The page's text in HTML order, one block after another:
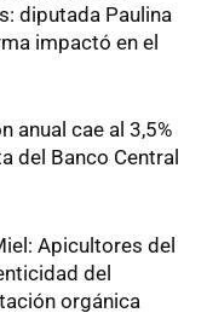
diputada Paulina
impactó en el
anual cae al 3,5%
del Banco Central
Apicultores del
del
orgánica